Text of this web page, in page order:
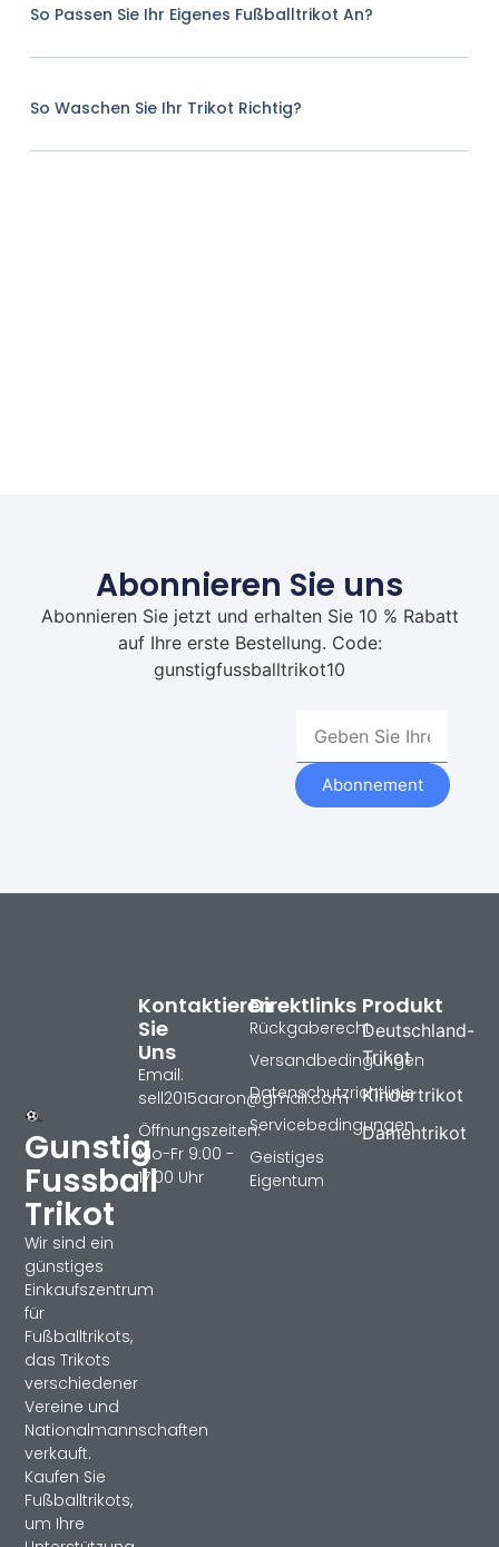
So Passen Sie Ihr Eigenes Fußballtrikot An?
So Waschen Sie Ihr Trikot Richtig?
Abonnieren Sie uns
Abonnieren Sie jetzt und erhalten Sie 10 % Rabatt
auf Ihre erste Bestellung. Code:
gunstigfussballtrikot10
Abonnement
Gunstig
Fussball
Trikot
Wir sind ein
günstiges
Einkaufszentrum
für
Fußballtrikots,
das Trikots
verschiedener
Vereine und
Nationalmannschaften
verkauft.
Kaufen Sie
Fußballtrikots,
um Ihre
Produkt
Deutschland-
Trikot
Kindertrikot
Damentrikot
Direktlinks
Rückgaberecht
Versandbedingungen
Datenschutzrichtlinie
Servicebedingungen
Geistiges
Eigentum
Kontaktieren
Sie
Uns
Email:
sell2015aaron@gmail.com
Öffnungszeiten:
Mo-Fr 9:00 -
17:00 Uhr